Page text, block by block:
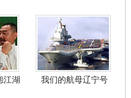
江湖 我们的航母辽宁号